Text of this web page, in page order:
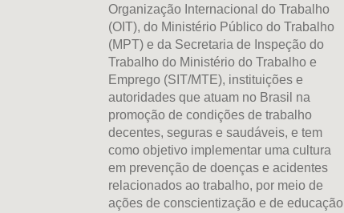
Organização Internacional do Trabalho
(OIT), do Ministério Público do Trabalho
(MPT) e da Secretaria de Inspeção do
Trabalho do Ministério do Trabalho e
Emprego (SIT/MTE), instituições e
autoridades que atuam no Brasil na
promoção de condições de trabalho
decentes, seguras e saudáveis, e tem
como objetivo implementar uma cultura
em prevenção de doenças e acidentes
relacionados ao trabalho, por meio de
ações de conscientização e de educação